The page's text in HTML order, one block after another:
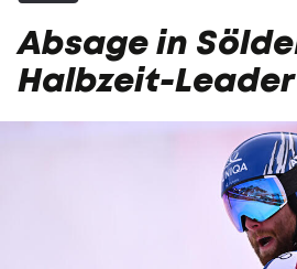
Absage in
Halbzeit-